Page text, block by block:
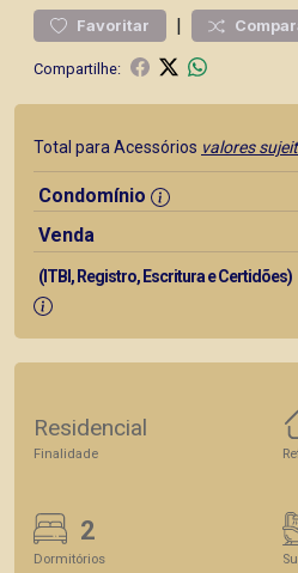
Favoritar |
Compartilhe:
Total para Acessórios valores
Condomínio
Venda
(ITBI, Registro, Escritura e Certidões)
Residencial
Finalidade
2
Dormitórios